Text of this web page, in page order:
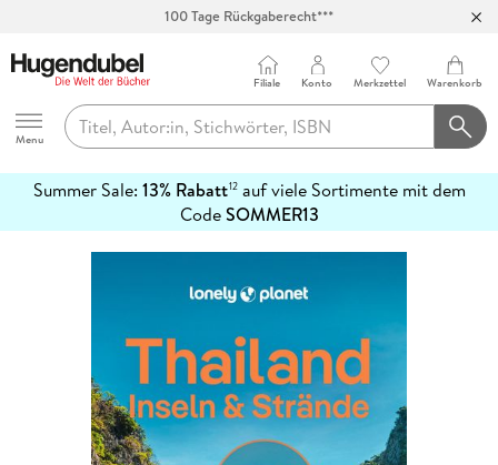
100 Tage Rückgaberecht***
Hugendubel
Menu
Filiale Konto Merkzettel Warenkorb
Summer Sale: 13% Rabatt12auf viele Sortimente mit dem
CodeSOMMER13
erfahren